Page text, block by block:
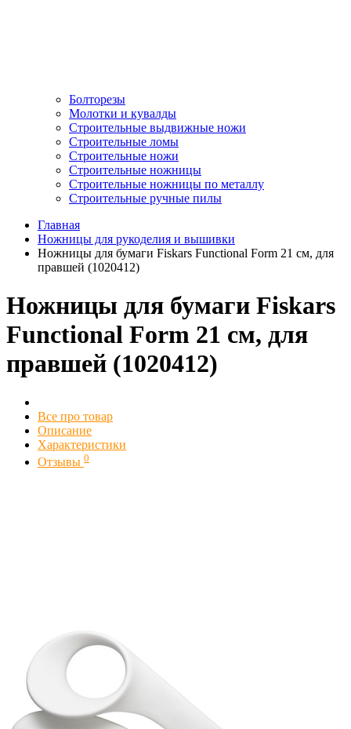
Болторезы
Молотки и кувалды
Строительные выдвижные ножи
Строительные ломы
Строительные ножи
Строительные ножницы
Строительные ножницы по металлу
Строительные ручные пилы
Главная
Ножницы для рукоделия и вышивки
Ножницы для бумаги Fiskars Functional Form 21 см, для
правшей (1020412)
Ножницы для бумаги Fiskars
Functional Form 21 см, для
правшей (1020412)
Все про товар
Описание
Характеристики
Отзывы 0